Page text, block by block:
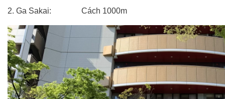
2. Ga Sakai: Cách 1000m